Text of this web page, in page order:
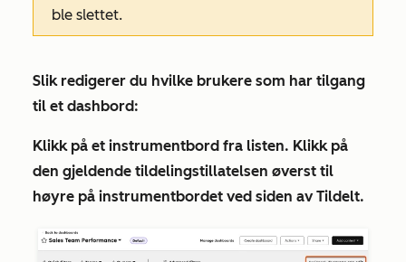
ble slettet.
Slik redigerer du hvilke brukere som har tilgang
til et dashbord:
Klikk på et instrumentbord fra listen. Klikk på
den gjeldende tildelingstillatelsen øverst til
høyre på instrumentbordet ved siden avTildelt.